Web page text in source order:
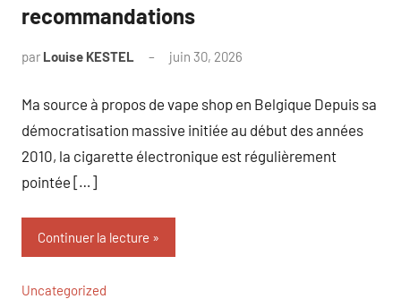
recommandations
par Louise KESTEL juin 30, 2026
Ma source à propos de vape shop en Belgique Depuis sa
démocratisation massive initiée au début des années
2010, la cigarette électronique est régulièrement
pointée […]
Continuer la lecture
Uncategorized